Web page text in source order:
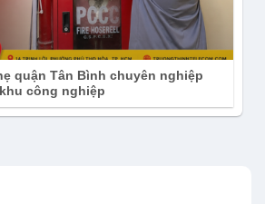
quận Tân Bình chuyên nghiệp
công nghiệp